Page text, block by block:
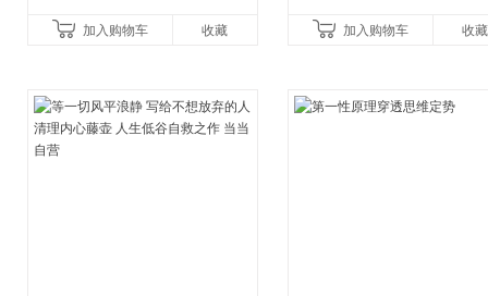
讲透西方思想史，哲学知
加入购物车 收藏
加入购物车
收藏